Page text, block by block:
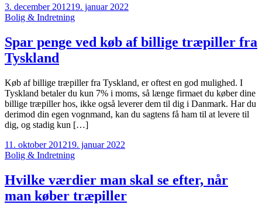
3. december 201219. januar 2022
Bolig & Indretning
Spar penge ved køb af billige træpiller fra
Tyskland
Køb af billige træpiller fra Tyskland, er oftest en god mulighed. I
Tyskland betaler du kun 7% i moms, så længe firmaet du køber dine
billige træpiller hos, ikke også leverer dem til dig i Danmark. Har du
derimod din egen vognmand, kan du sagtens få ham til at levere til
dig, og stadig kun […]
11. oktober 201219. januar 2022
Bolig & Indretning
Hvilke værdier man skal se efter, når
man køber træpiller